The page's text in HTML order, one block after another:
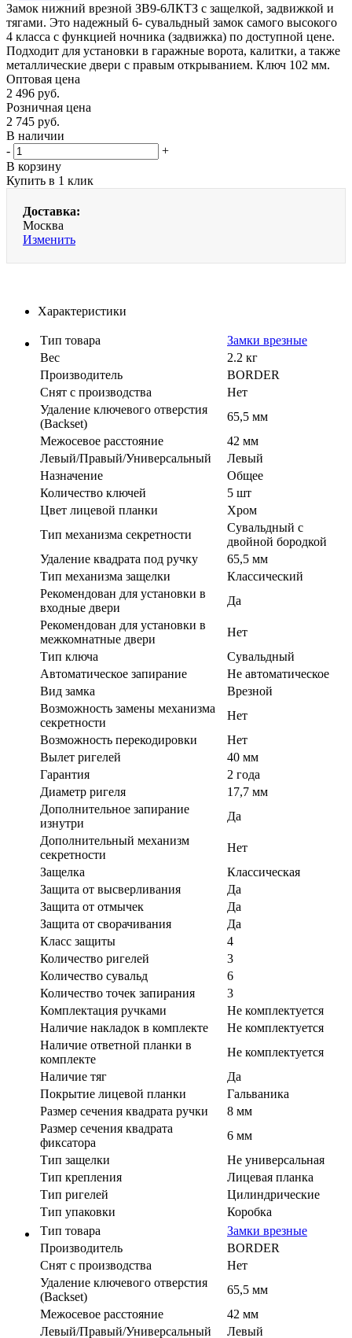
Замок нижний врезной ЗВ9-6ЛКТЗ с защелкой, задвижкой и
тягами. Это надежный 6- сувальдный замок самого высокого
4 класса с функцией ночника (задвижка) по доступной цене.
Подходит для установки в гаражные ворота, калитки, а также
металлические двери с правым открыванием. Ключ 102 мм.
Оптовая цена
2 496 руб.
Розничная цена
2 745 руб.
В наличии
-
+
В корзину
Купить в 1 клик
Доставка:
Москва
Изменить
Характеристики
Тип товара
Замки врезные
Вес
2.2 кг
Производитель
BORDER
Cнят с производства
Нет
Удаление ключевого отверстия
(Backset)
65,5 мм
Межосевое расстояние
42 мм
Левый/Правый/Универсальный
Левый
Назначение
Общее
Количество ключей
5 шт
Цвет лицевой планки
Хром
Тип механизма секретности
Сувальдный с
двойной бородкой
Удаление квадрата под ручку
65,5 мм
Тип механизма защелки
Классический
Рекомендован для установки в
входные двери
Да
Рекомендован для установки в
межкомнатные двери
Нет
Тип ключа
Сувальдный
Автоматическое запирание
Не автоматическое
Вид замка
Врезной
Возможность замены механизма
секретности
Нет
Возможность перекодировки
Нет
Вылет ригелей
40 мм
Гарантия
2 года
Диаметр ригеля
17,7 мм
Дополнительное запирание
изнутри
Да
Дополнительный механизм
секретности
Нет
Защелка
Классическая
Защита от высверливания
Да
Защита от отмычек
Да
Защита от сворачивания
Да
Класс защиты
4
Количество ригелей
3
Количество сувальд
6
Количество точек запирания
3
Комплектация ручками
Не комплектуется
Наличие накладок в комплекте
Не комплектуется
Наличие ответной планки в
комплекте
Не комплектуется
Наличие тяг
Да
Покрытие лицевой планки
Гальваника
Размер сечения квадрата ручки
8 мм
Размер сечения квадрата
фиксатора
6 мм
Тип защелки
Не универсальная
Тип крепления
Лицевая планка
Тип ригелей
Цилиндрические
Тип упаковки
Коробка
Тип товара
Замки врезные
Производитель
BORDER
Cнят с производства
Нет
Удаление ключевого отверстия
(Backset)
65,5 мм
Межосевое расстояние
42 мм
Левый/Правый/Универсальный
Левый